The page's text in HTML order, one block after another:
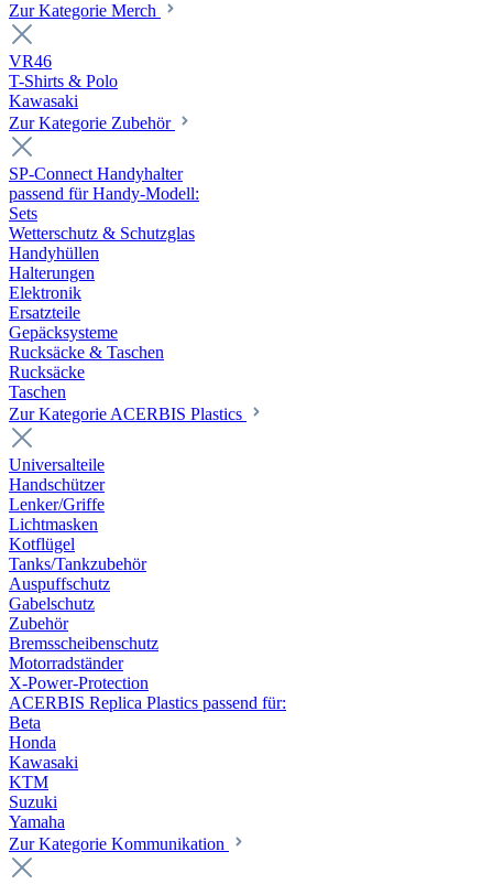
Zur Kategorie Merch
VR46
T-Shirts & Polo
Kawasaki
Zur Kategorie Zubehör
SP-Connect Handyhalter
passend für Handy-Modell:
Sets
Wetterschutz & Schutzglas
Handyhüllen
Halterungen
Elektronik
Ersatzteile
Gepäcksysteme
Rucksäcke & Taschen
Rucksäcke
Taschen
Zur Kategorie ACERBIS Plastics
Universalteile
Handschützer
Lenker/Griffe
Lichtmasken
Kotflügel
Tanks/Tankzubehör
Auspuffschutz
Gabelschutz
Zubehör
Bremsscheibenschutz
Motorradständer
X-Power-Protection
ACERBIS Replica Plastics passend für:
Beta
Honda
Kawasaki
KTM
Suzuki
Yamaha
Zur Kategorie Kommunikation